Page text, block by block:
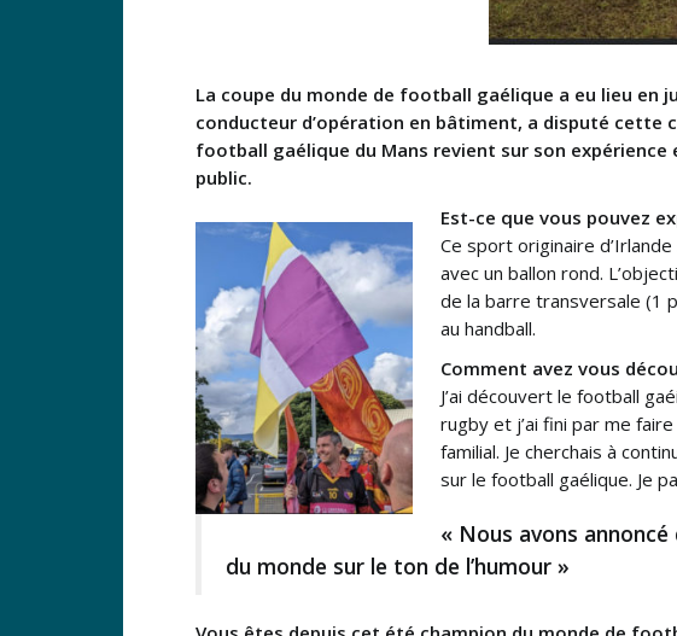
La coupe du monde de football gaélique a eu lieu en
conducteur d’opération en bâtiment, a disputé cette
football gaélique du Mans revient sur son
public.
Est-ce que vous pouvez
Ce sport originaire
avec un ballon rond.
de la barre transversale (1
au handball.
Comment avez vous
J’ai découvert le football
rugby et j’ai fini par me
familial. Je cherchais à
sur le football gaélique. Je
« Nous avons
du monde sur le ton de l’humour »